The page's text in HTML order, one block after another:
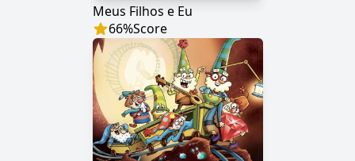
Meus Filhos e Eu
66%Score